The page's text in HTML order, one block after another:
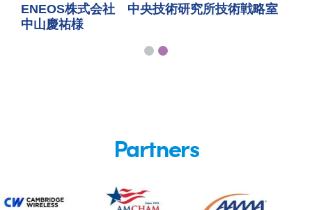
ENEOS株式会社 中央技術研究所技術戦略室
中山慶祐様
Partners